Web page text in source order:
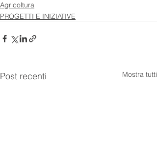
Agricoltura
PROGETTI E INIZIATIVE
Post recenti Mostra tutti